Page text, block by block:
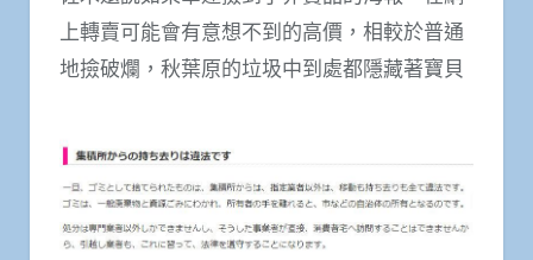
上轉賣可能會有意想不到的高價，相較於普通
地撿破爛，秋葉原的垃圾中到處都隱藏著寶貝